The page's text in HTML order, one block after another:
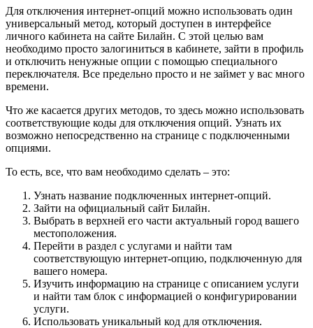
Для отключения интернет-опций можно использовать один
универсальный метод, который доступен в интерфейсе
личного кабинета на сайте Билайн. С этой целью вам
необходимо просто залогиниться в кабинете, зайти в профиль
и отключить ненужные опции с помощью специального
переключателя. Все предельно просто и не займет у вас много
времени.
Что же касается других методов, то здесь можно использовать
соответствующие коды для отключения опций. Узнать их
возможно непосредственно на странице с подключенными
опциями.
То есть, все, что вам необходимо сделать – это:
Узнать название подключенных интернет-опций.
Зайти на официальный сайт Билайн.
Выбрать в верхней его части актуальный город вашего
местоположения.
Перейти в раздел с услугами и найти там
соответствующую интернет-опцию, подключенную для
вашего номера.
Изучить информацию на странице с описанием услуги
и найти там блок с информацией о конфигурировании
услуги.
Использовать уникальный код для отключения.